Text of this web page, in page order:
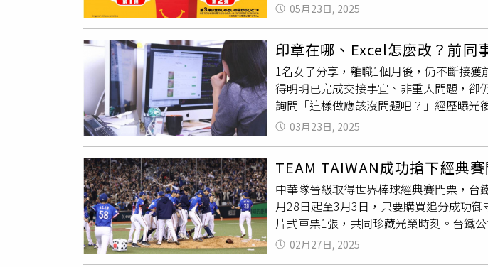
健康會議中，有來自1個被制裁的中國準
的種族滅絕行動。過去數月內，美國國
University）1名研究人員被控走私青蛙胚
「提醒我們，中共正不眠不休地派遣特工
後果。」不過，FBI的宣誓書並未具體說
被羈押。她的保釋聽證會於5日被延後至
師請求評論。至於簡雲青男友劉尊勇方面
述，他目前不在美國。宣誓書指出，劉
份真菌樣本入境，並將其藏在背包中的
文字的便條紙、1片圓形濾紙，以及4個裝
微生物交互作用實驗室（Molecular
州某大學任職。根據宣誓書，有證據顯
研究。調查人員還在簡的手機中發現1份
的誓詞。自由亞洲電台（Radio Free
2024年7月，劉尊勇在底特律大都會機
中含有真菌，但最終承認自己是故意藏匿
度真的是沒有必要，我們只是去吃個飯、
具活動，共有8款期間限定可愛商品登場
套組、小八貓托盤
童餐玩具，一開賣便引起搶購亂象，官
藏性，還相當實用，首波開賣立即吸引大
餐後不但沒領取餐點，還將食物棄置在櫃
物。為了遏止吉伊卡哇之亂，日本麥當
餐，並提醒消費者「請避免為了轉賣或其
05月23日, 2025
印章在哪、Excel怎麼改？前
1名女子分享，離職1個月後，仍不斷接
得明明已完成交接事宜、非重大問題，卻
詢問「這樣做應該沒問題吧？」經歷曝光
擔任Z小姐的助理。離職前交接時，Z小
小姐接手後續事宜，並被提醒若日後有
應後便道別離開職場。沒想到2周後，Y
本的辦公桌上，並貼有便條紙 標示「保
看到物品，Y小姐若稍微詢問Z小姐或親自
離職後被前同事詢問印章放在哪裡，讓她
天又收到Y小姐訊息，此次對方問的是
版本不同的關係，只需把公式修正就能使
接從貼紙修改、該怎麼調整等細節。原
03月23日, 2025
TEAM TAIWAN成功搶下經典
中華隊晉級取得世界棒球經典賽門票，
月28日起至3月3日，只要購買追分成功
片式車票1張，共同珍藏光榮時刻。台鐵
「追分成功」御守加碼贈幸運車票活動
1款，即加贈印有紀念中華隊關鍵戰役
02月27日, 2025